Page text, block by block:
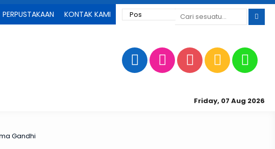
PERPUSTAKAAN KONTAK KAMI
Friday, 07 Aug 2026
Gandhi